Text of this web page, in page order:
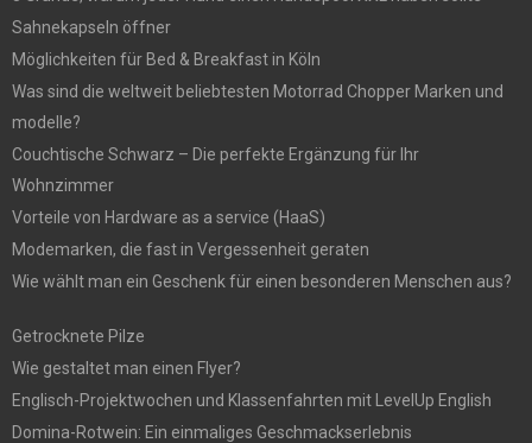
Sahnekapseln öffner
Möglichkeiten für Bed & Breakfast in Köln
Was sind die weltweit beliebtesten Motorrad Chopper Marken und
modelle?
Couchtische Schwarz – Die perfekte Ergänzung für Ihr
Wohnzimmer
Vorteile von Hardware as a service (HaaS)
Modemarken, die fast in Vergessenheit geraten
Wie wählt man ein Geschenk für einen besonderen Menschen aus?
Getrocknete Pilze
Wie gestaltet man einen Flyer?
Englisch-Projektwochen und Klassenfahrten mit LevelUp English
Domina-Rotwein: Ein einmaliges Geschmackserlebnis